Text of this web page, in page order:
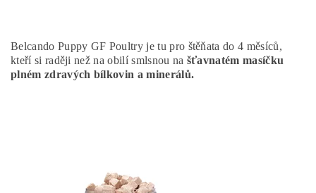
Belcando Puppy GF Poultry je tu pro štěňata do 4 měsíců,
kteří si raději než na obilí smlsnou na šťavnatém masíčku
plném zdravých bílkovin a minerálů.